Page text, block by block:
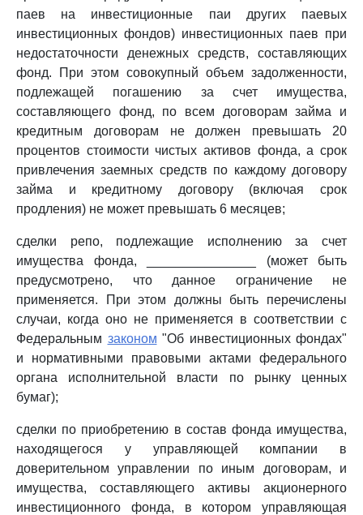
паев на инвестиционные паи других паевых
инвестиционных фондов) инвестиционных паев при
недостаточности денежных средств, составляющих
фонд. При этом совокупный объем задолженности,
подлежащей погашению за счет имущества,
составляющего фонд, по всем договорам займа и
кредитным договорам не должен превышать 20
процентов стоимости чистых активов фонда, а срок
привлечения заемных средств по каждому договору
займа и кредитному договору (включая срок
продления) не может превышать 6 месяцев;
сделки репо, подлежащие исполнению за счет
имущества фонда, _______________ (может быть
предусмотрено, что данное ограничение не
применяется. При этом должны быть перечислены
случаи, когда оно не применяется в соответствии с
Федеральным законом "Об инвестиционных фондах"
и нормативными правовыми актами федерального
органа исполнительной власти по рынку ценных
бумаг);
сделки по приобретению в состав фонда имущества,
находящегося у управляющей компании в
доверительном управлении по иным договорам, и
имущества, составляющего активы акционерного
инвестиционного фонда, в котором управляющая